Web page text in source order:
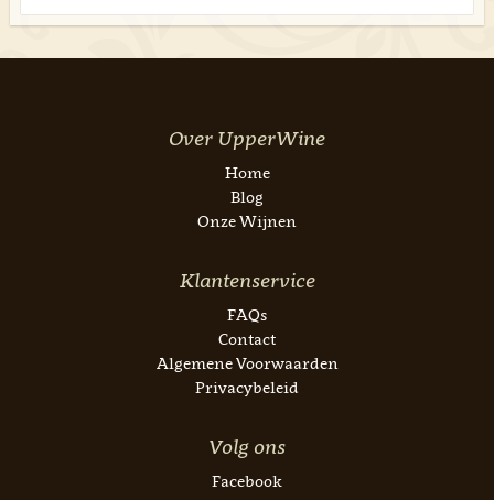
Over UpperWine
Home
Blog
Onze Wijnen
Klantenservice
FAQs
Contact
Algemene Voorwaarden
Privacybeleid
Volg ons
Facebook